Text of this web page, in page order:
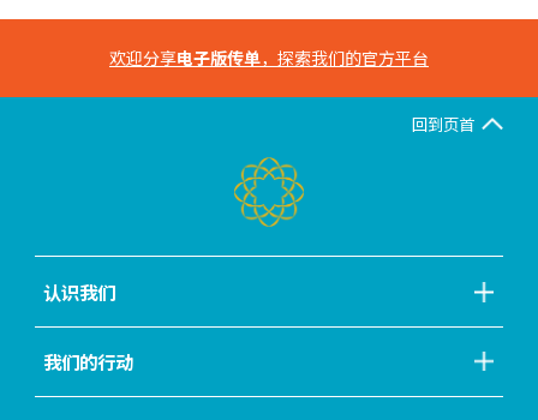
欢迎分享电子版传单，探索我们的官方平台
回到页首
认识我们
我们的行动